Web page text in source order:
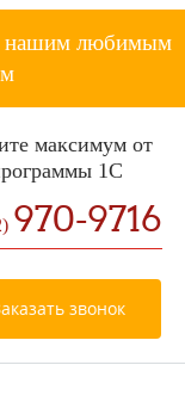
нашим любимым
максимум от
1С
) 970-9716
звонок